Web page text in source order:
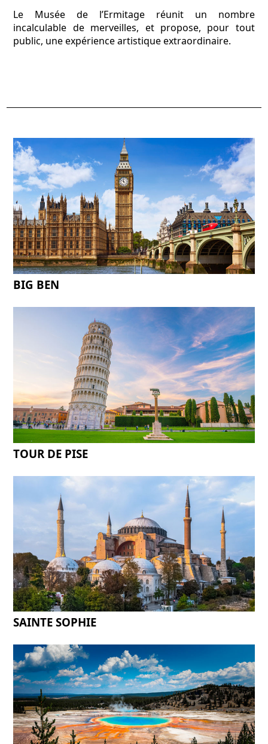
Le Musée de l’Ermitage réunit un nombre
incalculable de merveilles, et propose, pour tout
public, une expérience artistique extraordinaire.
BIG BEN
TOUR DE PISE
SAINTE SOPHIE